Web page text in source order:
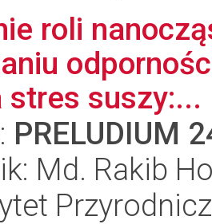
roli
stres suszy:...
PRELUDIUM
Md. Rakib